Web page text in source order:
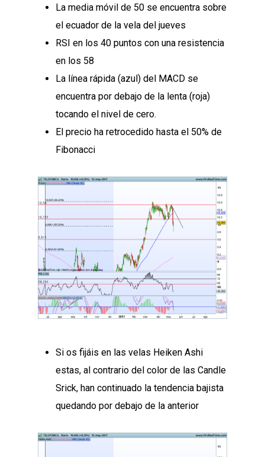
La media móvil de 50 se encuentra sobre
el ecuador de la vela del jueves
RSI en los 40 puntos con una resistencia
en los 58
La línea rápida (azul) del MACD se
encuentra por debajo de la lenta (roja)
tocando el nivel de cero.
El precio ha retrocedido hasta el 50% de
Fibonacci
Si os fijáis en las velas Heiken Ashi
estas, al contrario del color de las Candle
Srick, han continuado la tendencia bajista
quedando por debajo de la anterior